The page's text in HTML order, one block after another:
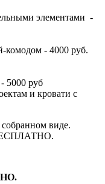
элементами -
комодом - 4000 руб.
5000 руб
и кровати с
виде.